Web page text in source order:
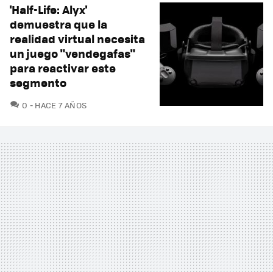
'Half-Life: Alyx'
demuestra que la
realidad virtual necesita
un juego "vendegafas"
para reactivar este
segmento
0 COMENTARIOS
HACE 7 AÑOS